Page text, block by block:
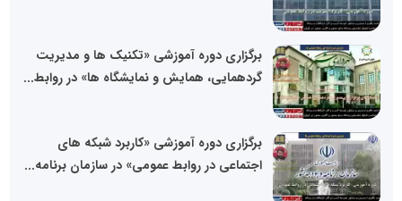
برگزاری دوره آموزشی «تکنیک ها و مدیریت
گردهمایی، همایش و نمایشگاه ها» در روابط...
برگزاری دوره آموزشی «کاربرد شبکه های
اجتماعی در روابط عمومی» در سازمان برنامه...